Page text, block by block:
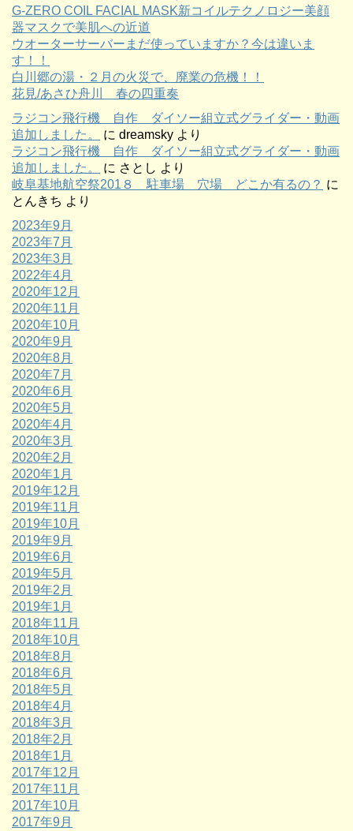
G-ZERO COIL FACIAL MASK新コイルテクノロジー美顔
器マスクで美肌への近道
ウオーターサーバーまだ使っていますか？今は違いま
す！！
白川郷の湯・２月の火災で、廃業の危機！！
花見/あさひ舟川 春の四重奏
ラジコン飛行機 自作 ダイソー組立式グライダー・動画
追加しました。
に dreamsky より
ラジコン飛行機 自作 ダイソー組立式グライダー・動画
追加しました。
に さとし より
岐阜基地航空祭201８ 駐車場 穴場 どこか有るの？ に
とんきち より
2023年9月
2023年7月
2023年3月
2022年4月
2020年12月
2020年11月
2020年10月
2020年9月
2020年8月
2020年7月
2020年6月
2020年5月
2020年4月
2020年3月
2020年2月
2020年1月
2019年12月
2019年11月
2019年10月
2019年9月
2019年6月
2019年5月
2019年2月
2019年1月
2018年11月
2018年10月
2018年8月
2018年6月
2018年5月
2018年4月
2018年3月
2018年2月
2018年1月
2017年12月
2017年11月
2017年10月
2017年9月